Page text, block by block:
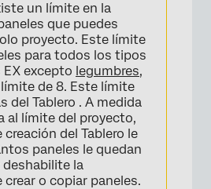
un límite en la
que puedes
proyecto. Este límite
para todos los tipos
excepto legumbres,
de 8. Este límite
del Tablero . A medida
al límite del proyecto,
creación del Tablero le
paneles le quedan
deshabilite la
crear o copiar paneles.